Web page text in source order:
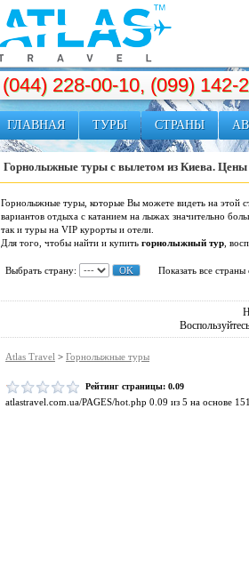
(044) 228-00-10, (099) 142-
ГЛАВНАЯ ТУРЫ СТРАНЫ
Горнолыжные туры с вылетом из Киева. Цены
Горнолыжные туры, которые Вы можете видеть на этой
вариантов отдыха с катанием на лыжах значительно
так и туры на VIP курорты и отели.
Для того, чтобы найти и купить горнолыжный тур ,
Выбрать страну: Показать все страны
Воспользуйтесь
Atlas Travel > Горнолыжные туры
Рейтинг страницы: 0.09
atlastravel.com.ua/PAGES/hot.php 0.09 из 5 на основе 151